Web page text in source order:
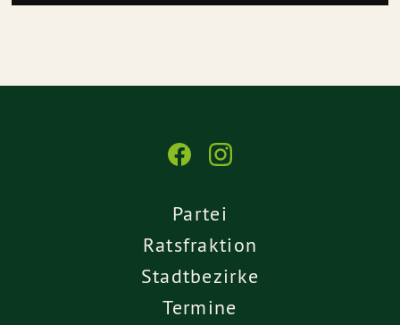
Partei
Ratsfraktion
Stadtbezirke
Termine